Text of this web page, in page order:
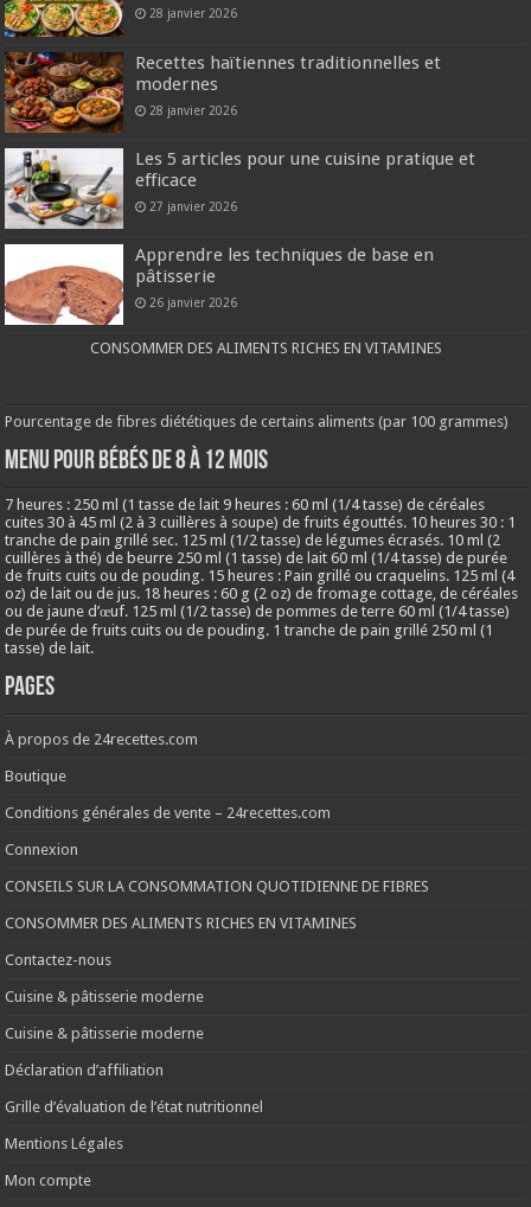
28 janvier 2026
Recettes haïtiennes traditionnelles et
modernes
28 janvier 2026
Les 5 articles pour une cuisine pratique et
efficace
27 janvier 2026
Apprendre les techniques de base en
pâtisserie
26 janvier 2026
CONSOMMER DES ALIMENTS RICHES EN VITAMINES
Pourcentage de fibres diététiques de certains aliments (par 100 grammes)
MENU POUR BÉBÉS DE 8 à 12 MOIS
7 heures : 250 ml (1 tasse de lait 9 heures : 60 ml (1/4 tasse) de céréales
cuites 30 à 45 ml (2 à 3 cuillères à soupe) de fruits égouttés. 10 heures 30 : 1
tranche de pain grillé sec. 125 ml (1/2 tasse) de légumes écrasés. 10 ml (2
cuillères à thé) de beurre 250 ml (1 tasse) de lait 60 ml (1/4 tasse) de purée
de fruits cuits ou de pouding. 15 heures : Pain grillé ou craquelins. 125 ml (4
oz) de lait ou de jus. 18 heures : 60 g (2 oz) de fromage cottage, de céréales
ou de jaune d’œuf. 125 ml (1/2 tasse) de pommes de terre 60 ml (1/4 tasse)
de purée de fruits cuits ou de pouding. 1 tranche de pain grillé 250 ml (1
tasse) de lait.
Pages
À propos de 24recettes.com
Boutique
Conditions générales de vente – 24recettes.com
Connexion
CONSEILS SUR LA CONSOMMATION QUOTIDIENNE DE FIBRES
CONSOMMER DES ALIMENTS RICHES EN VITAMINES
Contactez-nous
Cuisine & pâtisserie moderne
Cuisine & pâtisserie moderne
Déclaration d’affiliation
Grille d’évaluation de l’état nutritionnel
Mentions Légales
Mon compte